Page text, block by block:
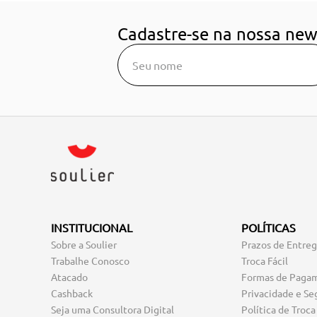
Cadastre-se na nossa
INSTITUCIONAL
Sobre a Soulier
Trabalhe Conosco
Atacado
Cashback
Seja uma Consultora Digital
POLÍTICAS
Prazos de
Troca Fácil
Formas de
Privacidade e
Política de Troca